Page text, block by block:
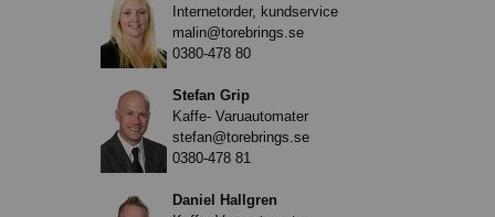
Internetorder, kundservice
malin@torebrings.se
0380-478 80
Stefan Grip
Kaffe- Varuautomater
stefan@torebrings.se
0380-478 81
Daniel Hallgren